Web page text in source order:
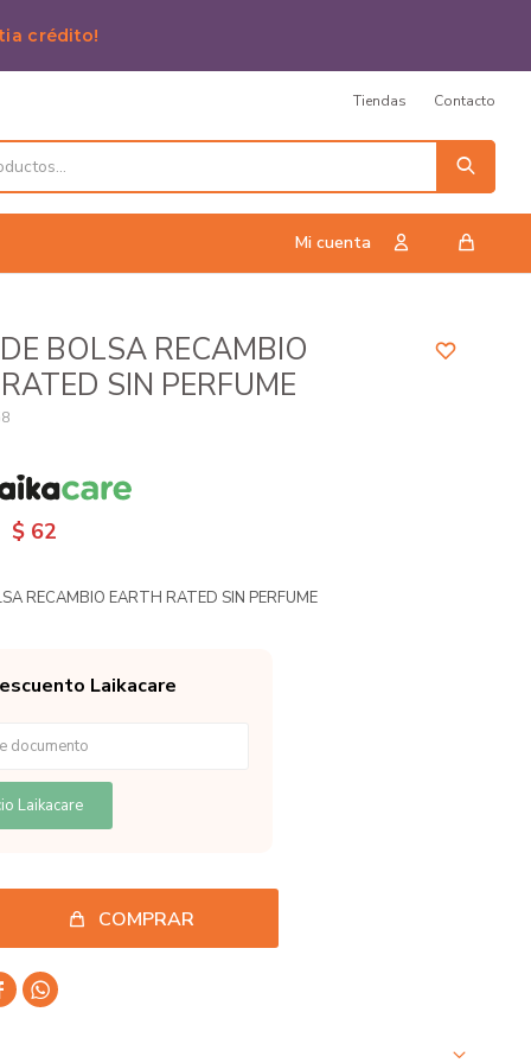
crédito!
Tiendas Contacto
BOLSA RECAMBIO
SIN PERFUME
$ 62
RECAMBIO EARTH RATED SIN PERFUME
Laikacare
Laikacare
COMPRAR
